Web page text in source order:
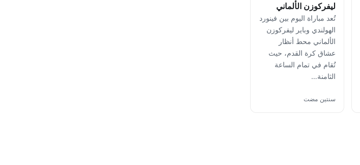
ليفركوزن الألماني
تُعد مباراة اليوم بين فينورد
الهولندي وباير ليفركوزن
الألماني محط أنظار
عشاق كرة القدم، حيث
تُقام في تمام الساعة
الثامنة…
سنتين مضت